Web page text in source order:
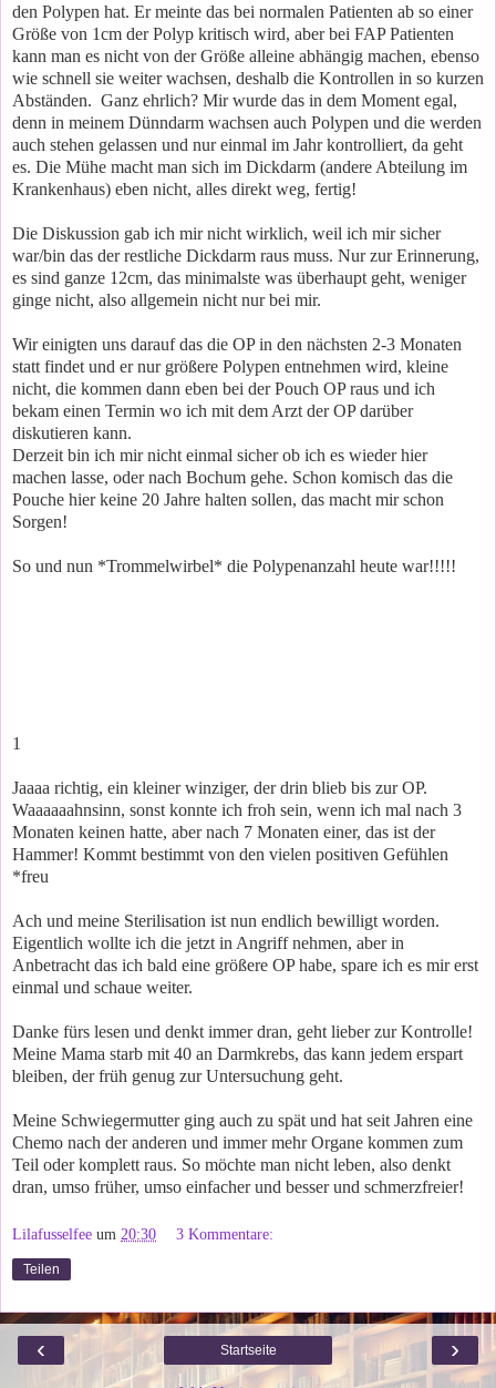
den Polypen hat. Er meinte das bei normalen Patienten ab so einer
Größe von 1cm der Polyp kritisch wird, aber bei FAP Patienten
kann man es nicht von der Größe alleine abhängig machen, ebenso
wie schnell sie weiter wachsen, deshalb die Kontrollen in so kurzen
Abständen. Ganz ehrlich? Mir wurde das in dem Moment egal,
denn in meinem Dünndarm wachsen auch Polypen und die werden
auch stehen gelassen und nur einmal im Jahr kontrolliert, da geht
es. Die Mühe macht man sich im Dickdarm (andere Abteilung im
Krankenhaus) eben nicht, alles direkt weg, fertig!
Die Diskussion gab ich mir nicht wirklich, weil ich mir sicher
war/bin das der restliche Dickdarm raus muss. Nur zur Erinnerung,
es sind ganze 12cm, das minimalste was überhaupt geht, weniger
ginge nicht, also allgemein nicht nur bei mir.
Wir einigten uns darauf das die OP in den nächsten 2-3 Monaten
statt findet und er nur größere Polypen entnehmen wird, kleine
nicht, die kommen dann eben bei der Pouch OP raus und ich
bekam einen Termin wo ich mit dem Arzt der OP darüber
diskutieren kann.
Derzeit bin ich mir nicht einmal sicher ob ich es wieder hier
machen lasse, oder nach Bochum gehe. Schon komisch das die
Pouche hier keine 20 Jahre halten sollen, das macht mir schon
Sorgen!
So und nun *Trommelwirbel* die Polypenanzahl heute war!!!!!
1
Jaaaa richtig, ein kleiner winziger, der drin blieb bis zur OP.
Waaaaaahnsinn, sonst konnte ich froh sein, wenn ich mal nach 3
Monaten keinen hatte, aber nach 7 Monaten einer, das ist der
Hammer! Kommt bestimmt von den vielen positiven Gefühlen
*freu
Ach und meine Sterilisation ist nun endlich bewilligt worden.
Eigentlich wollte ich die jetzt in Angriff nehmen, aber in
Anbetracht das ich bald eine größere OP habe, spare ich es mir erst
einmal und schaue weiter.
Danke fürs lesen und denkt immer dran, geht lieber zur Kontrolle!
Meine Mama starb mit 40 an Darmkrebs, das kann jedem erspart
bleiben, der früh genug zur Untersuchung geht.
Meine Schwiegermutter ging auch zu spät und hat seit Jahren eine
Chemo nach der anderen und immer mehr Organe kommen zum
Teil oder komplett raus. So möchte man nicht leben, also denkt
dran, umso früher, umso einfacher und besser und schmerzfreier!
Lilafusselfee um 20:30 3 Kommentare:
Teilen
‹ ›
Startseite